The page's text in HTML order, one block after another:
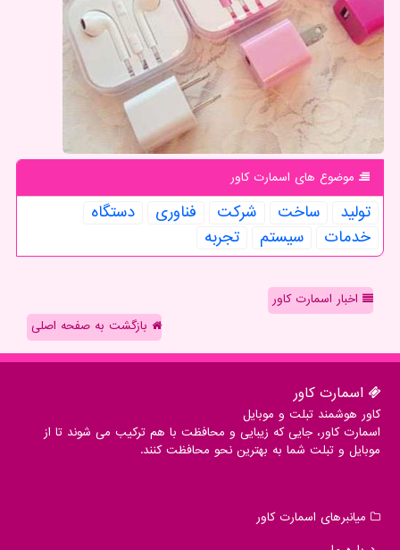
موضوع های اسمارت كاور
تولید ساخت شركت فناوری
دستگاه
خدمات
سیستم تجربه
اخبار اسمارت کاور
بازگشت به صفحه اصلی
اسمارت كاور
کاور هوشمند تبلت و موبایل
اسمارت کاور، جایی که زیبایی و محافظت با هم ترکیب می شوند تا از
موبایل و تبلت شما به بهترین نحو محافظت کنند.
میانبرهای اسمارت كاور